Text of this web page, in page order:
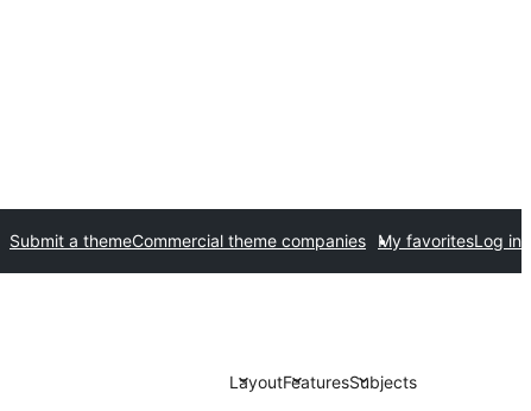
Submit a themeCommercial theme companies My favoritesLog in
LayoutFeaturesSubjects